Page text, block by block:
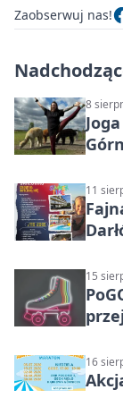
Zaobserwuj nas!
8
11
15
16